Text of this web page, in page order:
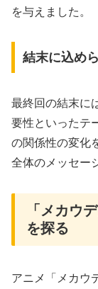
を与えました。
結末に込め
最終回の結末に
要性といったテ
の関係性の変化
全体のメッセー
「メカウ
を探る
アニメ「メカウ